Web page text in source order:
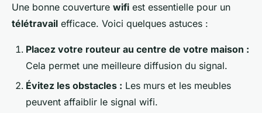
Une bonne couverture wifi est essentielle pour un
télétravail efficace. Voici quelques astuces :
Placez votre routeur au centre de votre maison :
Cela permet une meilleure diffusion du signal.
Évitez les obstacles : Les murs et les meubles
peuvent affaiblir le signal wifi.